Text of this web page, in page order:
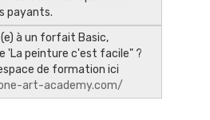
payants.
à un forfait Basic,
'La peinture c'est facile" ?
de formation ici
art-academy.com/